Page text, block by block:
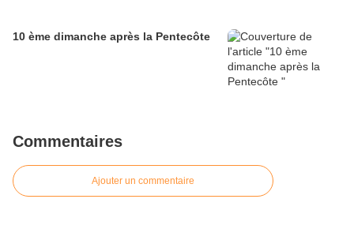
10 ème dimanche après la Pentecôte
Commentaires
Ajouter un commentaire